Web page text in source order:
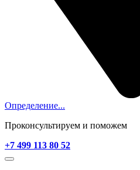
Определение...
Проконсультируем и поможем
+7 499 113 80 52